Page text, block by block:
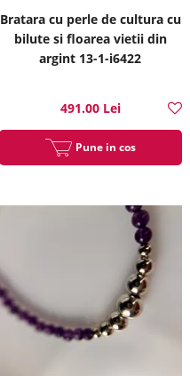
Bratara cu perle de cultura cu
bilute si floarea vietii din
argint 13-1-i6422
491.00 Lei
Pune in cos